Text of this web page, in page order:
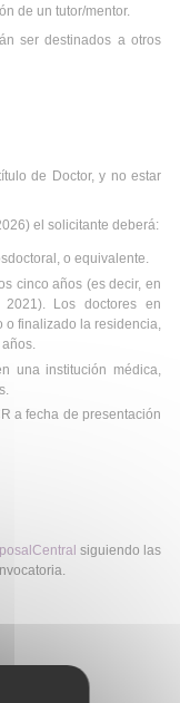
de un tutor/mentor.
ser destinados a otros
de Doctor, y no estar
el solicitante deberá:
o equivalente.
cinco años (es decir, en
Los doctores en
o finalizado la residencia,
una institución médica,
a fecha de presentación
siguiendo las